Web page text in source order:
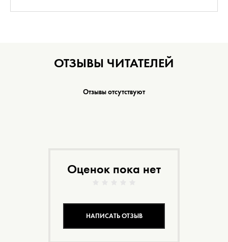
ОТЗЫВЫ ЧИТАТЕЛЕЙ
Отзывы отсутствуют
Оценок пока нет
НАПИСАТЬ ОТЗЫВ